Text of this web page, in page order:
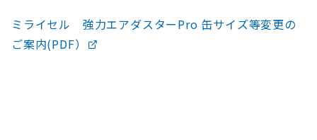
ミライセル 強力エアダスターPro 缶サイズ等変更の
ご案内(PDF）